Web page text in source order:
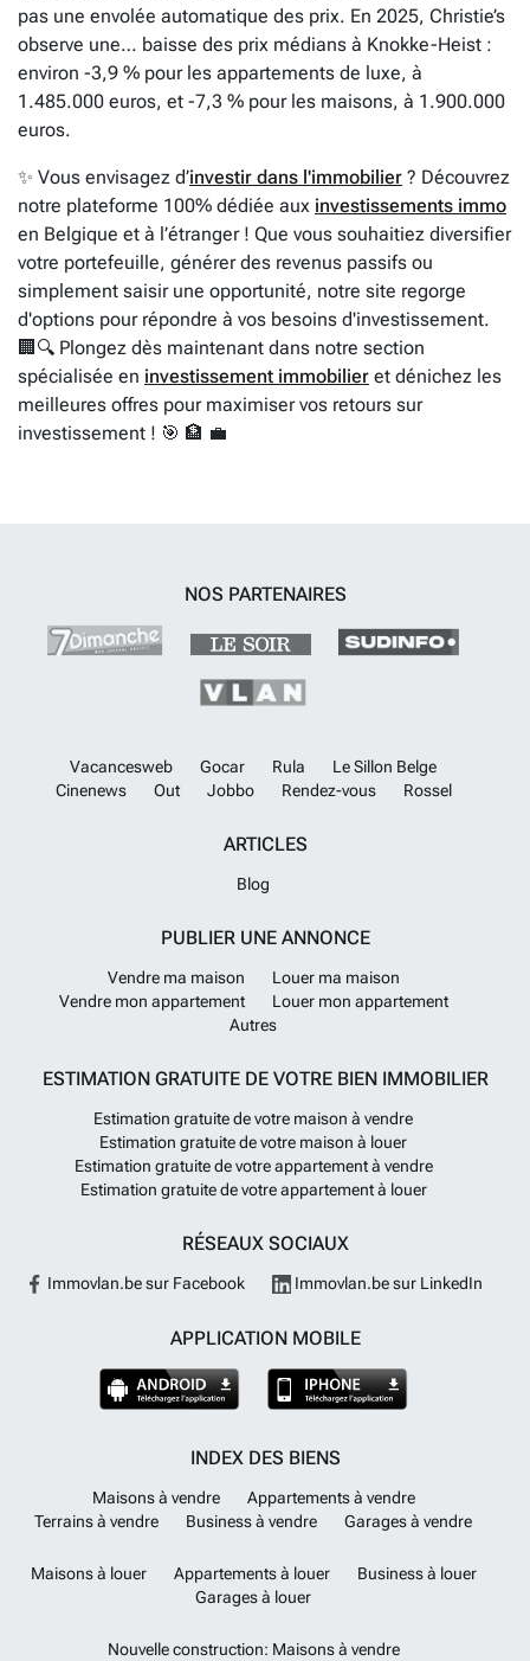
pas une envolée automatique des prix. En 2025, Christie’s
observe une… baisse des prix médians à Knokke-Heist :
environ -3,9 % pour les appartements de luxe, à
1.485.000 euros, et -7,3 % pour les maisons, à 1.900.000
euros.
✨ Vous envisagez d’investir dans l'immobilier ? Découvrez
notre plateforme 100% dédiée aux investissements immo
en Belgique et à l’étranger ! Que vous souhaitiez diversifier
votre portefeuille, générer des revenus passifs ou
simplement saisir une opportunité, notre site regorge
d'options pour répondre à vos besoins d'investissement.
🏢🔍 Plongez dès maintenant dans notre section
spécialisée en investissement immobilier et dénichez les
meilleures offres pour maximiser vos retours sur
investissement ! 🎯 🏦 💼
NOS PARTENAIRES
Vacancesweb Gocar Rula
Le Sillon Belge
Cinenews
Out Jobbo Rendez-vous Rossel
ARTICLES
Blog
PUBLIER UNE ANNONCE
Vendre ma maison
Louer ma maison
Vendre mon appartement
Louer mon appartement
Autres
ESTIMATION GRATUITE DE VOTRE BIEN IMMOBILIER
Estimation gratuite de votre maison à vendre
Estimation gratuite de votre maison à louer
Estimation gratuite de votre appartement à vendre
Estimation gratuite de votre appartement à louer
RÉSEAUX SOCIAUX
Immovlan.be sur Facebook Immovlan.be sur LinkedIn
APPLICATION MOBILE
INDEX DES BIENS
Maisons à vendre
Appartements à vendre
Terrains à vendre
Business à vendre Garages à vendre
Maisons à louer Appartements à louer
Business à louer
Garages à louer
Nouvelle construction: Maisons à vendre